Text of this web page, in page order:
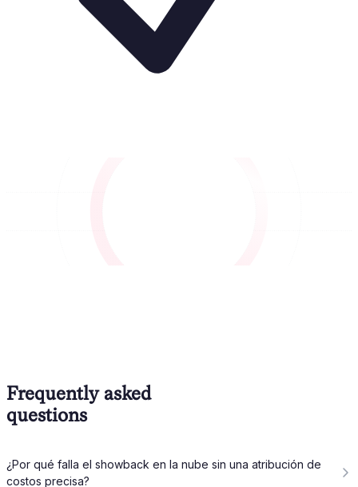
Frequently asked
questions
¿Por qué falla el showback en la nube sin una atribución de
costos precisa?